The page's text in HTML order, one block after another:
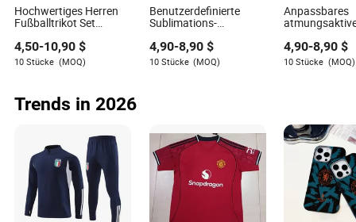
Chloe Kelly (England, Manchester City/Arsenal)
Patri Guijarro (Spanien, Barcelona)
Leah Williamson (England, Arsenal)
Ewa Pajor (Polen, Barcelona)
Hannah Hampton (England, Chelsea)
Claudia Pina (Spanien, Barcelona)
Marta (Brasilien, Orlando Pride)
Hochwertiges Herren
Fußballtrikot Set
Sublimation
Sportuniform
Fußballtrikot
4,50-10,90 $
10 Stücke (MOQ)
Benutzerdefinierte
Sublimations-
Sporttrikots für Team-
Fußballtrainingsaktivitäten
4,90-8,90$
10 Stücke (MOQ)
Anpassbares
Design
4,90-8,90 $
10 Stücke (MOQ)
Trends in 2026